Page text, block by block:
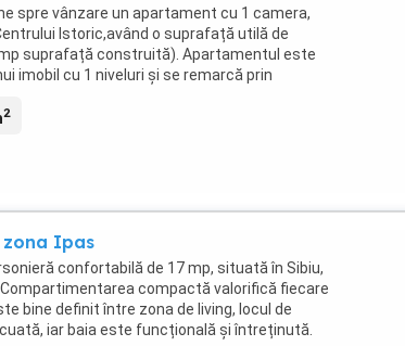
spre vânzare un apartament cu 1 camera,
Istoric,având o suprafață utilă de
suprafață construită). Apartamentul este
imobil cu 1 niveluri și se remarcă prin
2
zona Ipas
confortabilă de 17 mp, situată în Sibiu,
Compartimentarea compactă valorifică fiecare
bine definit între zona de living, locul de
iar baia este funcțională și întreținută.